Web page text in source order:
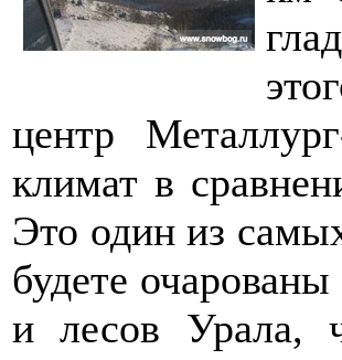
центр
климат в
Это один из
будете
и лесов Урала,